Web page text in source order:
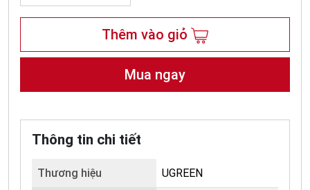
Thêm vào giỏ
Mua ngay
Thông tin chi tiết
Thương hiệu UGREEN